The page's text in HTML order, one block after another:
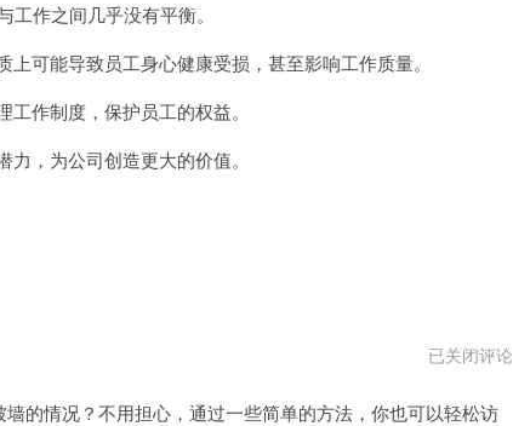
作之间几乎没有平衡。
可能导致员工身心健康受损，甚至影响工作质量。
作制度，保护员工的权益。
，为公司创造更大的价值。
ios
翻
已关闭评论
情况？不用担心，通过一些简单的方法，你也可以轻松访